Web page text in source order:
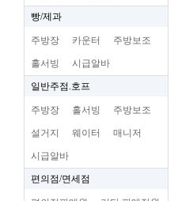
빵/제과
주방장 카운터 주방보조
홀서빙 시급알바
일반주점.호프
주방장 홀서빙 주방보조
설거지 웨이터 매니저
시급알바
편의점/면세점